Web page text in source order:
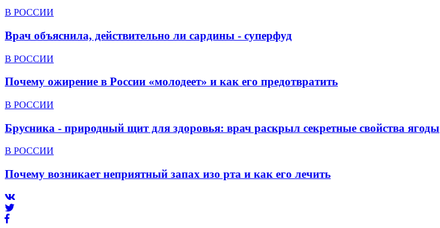
В РОССИИ
Врач объяснила, действительно ли сардины - суперфуд
В РОССИИ
Почему ожирение в России «молодеет» и как его предотвратить
В РОССИИ
Брусника - природный щит для здоровья: врач раскрыл секретные свойства ягоды
В РОССИИ
Почему возникает неприятный запах изо рта и как его лечить